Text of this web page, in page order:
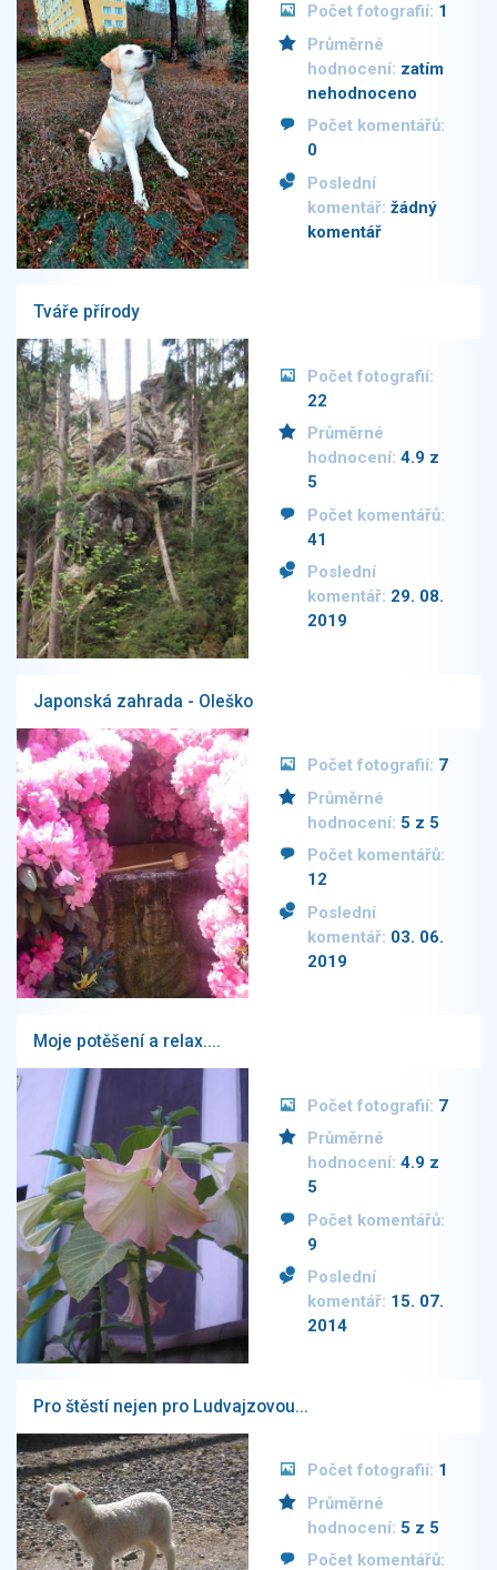
Počet fotografií: 1
Průměrné
hodnocení: zatím
nehodnoceno
Počet komentářů:
0
Poslední
komentář: žádný
komentář
Tváře přírody
Počet fotografií:
22
Průměrné
hodnocení: 4.9 z
5
Počet komentářů:
41
Poslední
komentář: 29. 08.
2019
Japonská zahrada - Oleško
Počet fotografií: 7
Průměrné
hodnocení: 5 z 5
Počet komentářů:
12
Poslední
komentář: 03. 06.
2019
Moje potěšení a relax....
Počet fotografií: 7
Průměrné
hodnocení: 4.9 z
5
Počet komentářů:
9
Poslední
komentář: 15. 07.
2014
Pro štěstí nejen pro Ludvajzovou...
Počet fotografií: 1
Průměrné
hodnocení: 5 z 5
Počet komentářů: